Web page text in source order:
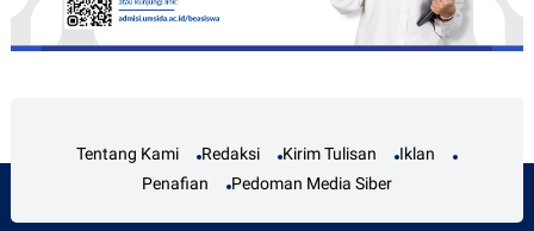
Tentang Kami Redaksi Kirim Tulisan
Iklan
Penafian
Pedoman Media Siber